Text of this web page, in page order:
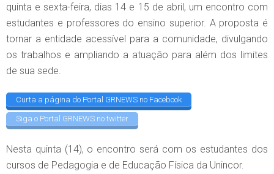
quinta e sexta-feira, dias 14 e 15 de abril, um encontro com
estudantes e professores do ensino superior. A proposta é
tornar a entidade acessível para a comunidade, divulgando
os trabalhos e ampliando a atuação para além dos limites
de sua sede.
Curta a página do Portal GRNEWS no Facebook
Siga o Portal GRNEWS no twitter
Nesta quinta (14), o encontro será com os estudantes dos
cursos de Pedagogia e de Educação Física da Unincor.